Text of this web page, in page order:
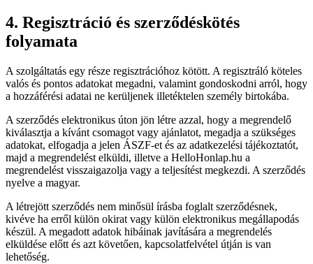
4. Regisztráció és szerződéskötés
folyamata
A szolgáltatás egy része regisztrációhoz kötött. A regisztráló köteles
valós és pontos adatokat megadni, valamint gondoskodni arról, hogy
a hozzáférési adatai ne kerüljenek illetéktelen személy birtokába.
A szerződés elektronikus úton jön létre azzal, hogy a megrendelő
kiválasztja a kívánt csomagot vagy ajánlatot, megadja a szükséges
adatokat, elfogadja a jelen ÁSZF-et és az adatkezelési tájékoztatót,
majd a megrendelést elküldi, illetve a HelloHonlap.hu a
megrendelést visszaigazolja vagy a teljesítést megkezdi. A szerződés
nyelve a magyar.
A létrejött szerződés nem minősül írásba foglalt szerződésnek,
kivéve ha erről külön okirat vagy külön elektronikus megállapodás
készül. A megadott adatok hibáinak javítására a megrendelés
elküldése előtt és azt követően, kapcsolatfelvétel útján is van
lehetőség.